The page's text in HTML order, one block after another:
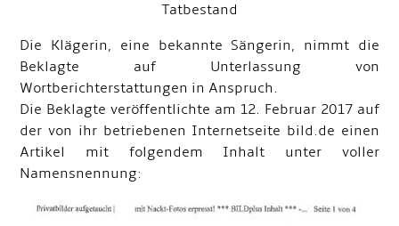
Tatbestand
Die Klägerin, eine bekannte Sängerin, nimmt die
Beklagte auf Unterlassung von
Wortberichterstattungen in Anspruch.
Die Beklagte veröffentlichte am 12. Februar 2017 auf
der von ihr betriebenen Internetseite bild.de einen
Artikel mit folgendem Inhalt unter voller
Namensnennung: